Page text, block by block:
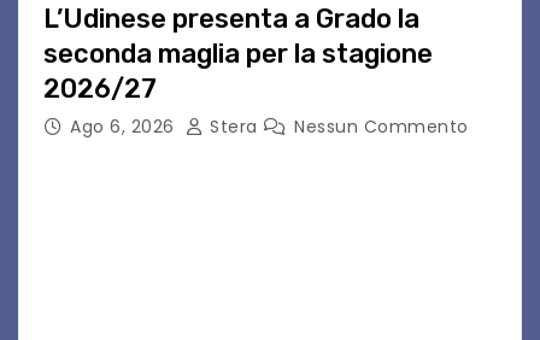
L’Udinese presenta a Grado la
seconda maglia per la stagione
2026/27
Ago 6, 2026 Stera Nessun Commento